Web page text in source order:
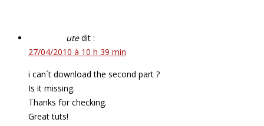
ute dit :
27/04/2010 à 10 h 39 min
i can´t download the second part ?
Is it missing.
Thanks for checking.
Great tuts!